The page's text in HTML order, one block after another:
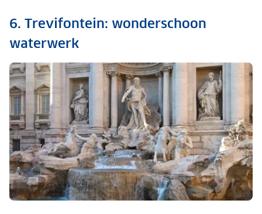
6. Trevifontein: wonderschoon
waterwerk